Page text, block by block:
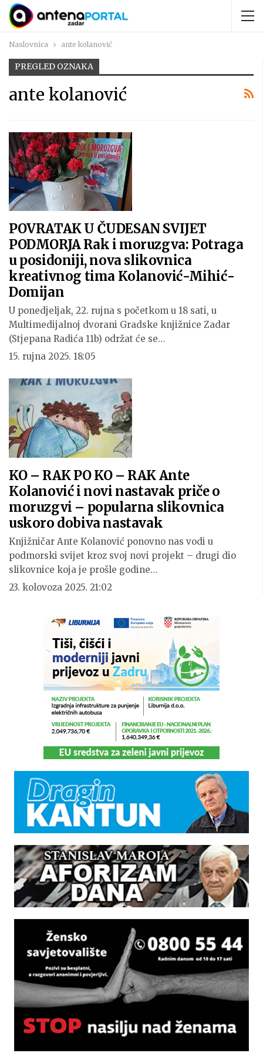
Naslovnica ante kolanović
PREGLED OZNAKA
ante kolanović
POVRATAK U ČUDESAN SVIJET
PODMORJA Rak i moruzgva: Potraga
u posidoniji, nova slikovnica
kreativnog tima Kolanović-Mihić-
Domijan
U ponedjeljak, 22. rujna s početkom u 18 sati, u
Multimedijalnoj dvorani Gradske knjižnice Zadar
(Stjepana Radića 11b) održat će se…
15. rujna 2025. 18:05
KO – RAK PO KO – RAK Ante
Kolanović i novi nastavak priče o
moruzgvi – popularna slikovnica
uskoro dobiva nastavak
Knjižničar Ante Kolanović ponovno nas vodi u
podmorski svijet kroz svoj novi projekt – drugi dio
slikovnice koja je prošle godine…
23. kolovoza 2025. 21:02